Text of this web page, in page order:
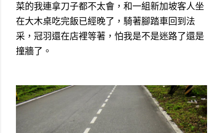
菜的我連拿刀子都不太會，和一組新加坡客人坐
在大木桌吃完飯已經晚了，騎著腳踏車回到法
采，冠羽還在店裡等著，怕我是不是迷路了還是
撞牆了。